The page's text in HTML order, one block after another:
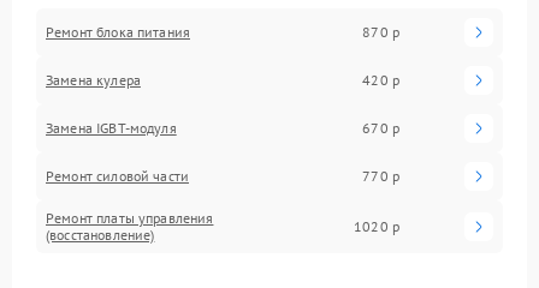
Ремонт блока питания 870 р
Замена кулера 420 р
Замена IGBT-модуля 670 р
Ремонт силовой части 770 р
Ремонт платы управления
(восстановление)
1020 р